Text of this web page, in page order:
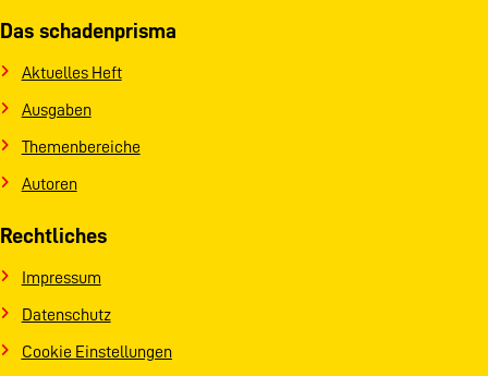
Das schadenprisma
Aktuelles Heft
Ausgaben
Themenbereiche
Autoren
Rechtliches
Impressum
Datenschutz
Cookie Einstellungen